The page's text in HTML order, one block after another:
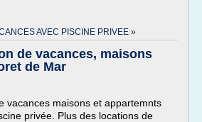
AVEC PISCINE PRIVEE »
de vacances, maisons
de Mar
vacances maisons et appartemnts
privée. Plus des locations de